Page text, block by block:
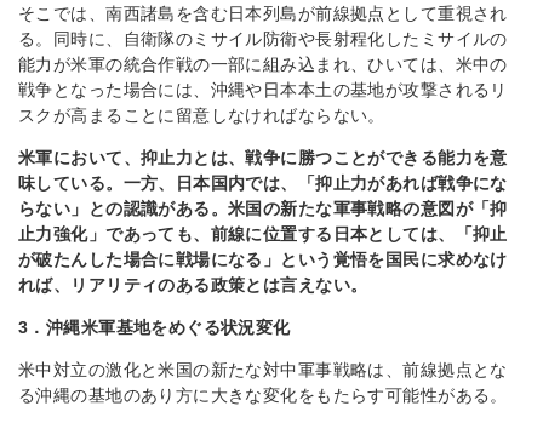
そこでは、南西諸島を含む日本列島が前線拠点として重視され
る。同時に、自衛隊のミサイル防衛や長射程化したミサイルの
能力が米軍の統合作戦の一部に組み込まれ、ひいては、米中の
戦争となった場合には、沖縄や日本本土の基地が攻撃されるリ
スクが高まることに留意しなければならない。
米軍において、抑止力とは、戦争に勝つことができる能力を意
味している。一方、日本国内では、「抑止力があれば戦争にな
らない」との認識がある。米国の新たな軍事戦略の意図が「抑
止力強化」であっても、前線に位置する日本としては、「抑止
が破たんした場合に戦場になる」という覚悟を国民に求めなけ
れば、リアリティのある政策とは言えない。
3．沖縄米軍基地をめぐる状況変化
米中対立の激化と米国の新たな対中軍事戦略は、前線拠点とな
る沖縄の基地のあり方に大きな変化をもたらす可能性がある。